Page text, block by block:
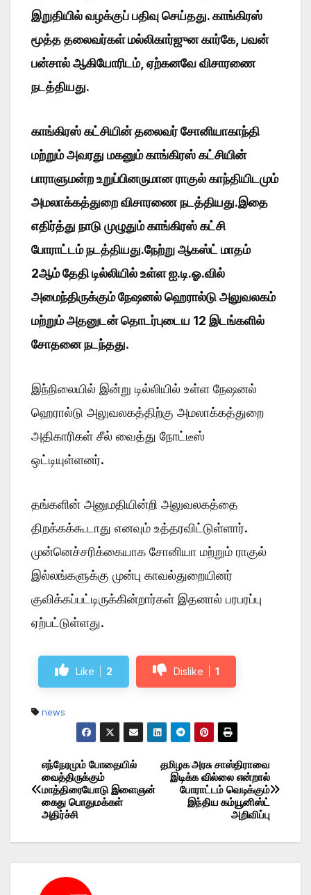
இறுதியில் வழக்குப் பதிவு செய்தது. காங்கிரஸ்
மூத்த தலைவர்கள் மல்லிகார்ஜுன கார்கே, பவன்
பன்சால் ஆகியோரிடம், ஏற்கனவே விசாரணை
நடத்தியது.
காங்கிரஸ் கட்சியின் தலைவர் சோனியாகாந்தி
மற்றும் அவரது மகனும் காங்கிரஸ் கட்சியின்
பாராளுமன்ற உறுப்பினருமான ராகுல் காந்தியிடமும்
அமலாக்கத்துறை விசாரணை நடத்தியது.இதை
எதிர்த்து நாடு முழுதும் காங்கிரஸ் கட்சி
போராட்டம் நடத்தியது.நேற்று ஆகஸ்ட் மாதம்
2ஆம் தேதி டில்லியில் உள்ள ஐ.டி.ஓ.வில்
அமைந்திருக்கும் நேஷனல் ஹெரால்டு அலுவலகம்
மற்றும் அதனுடன் தொடர்புடைய 12 இடங்களில்
சோதனை நடந்தது.
இந்நிலையில் இன்று டில்லியில் உள்ள நேஷனல்
ஹெரால்டு அலுவலகத்திற்கு அமலாக்கத்துறை
அதிகாரிகள் சீல் வைத்து நோட்டீஸ்
ஒட்டியுள்ளனர்.
தங்களின் அனுமதியின்றி அலுவலகத்தை
திறக்கக்கூடாது எனவும் உத்தரவிட்டுள்ளார்.
முன்னெச்சரிக்கையாக சோனியா மற்றும் ராகுல்
இல்லங்களுக்கு முன்பு காவல்துறையினர்
குவிக்கப்பட்டிருக்கின்றார்கள் இதனால் பரபரப்பு
ஏற்பட்டுள்ளது.
Like 2 Dislike 1
news
Post
navigation
தமிழக அரசு சாஸ்திராவை
இடிக்க வில்லை என்றால்
போராட்டம் வெடிக்கும்
இந்திய கம்யூனிஸ்ட்
அறிவிப்பு
எந்நேரமும் போதையில்
வைத்திருக்கும்
மாத்திரையோடு இளைஞன்
கைது பொதுமக்கள்
அதிர்ச்சி